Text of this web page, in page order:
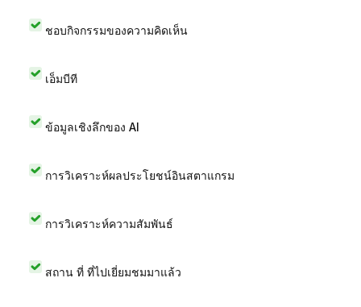
ชอบกิจกรรมของความคิดเห็น
เอ็มบีที
ข้อมูลเชิงลึกของ AI
การวิเคราะห์ผลประโยชน์อินสตาแกรม
การวิเคราะห์ความสัมพันธ์
สถาน ที่ ที่ไปเยี่ยมชมมาแล้ว